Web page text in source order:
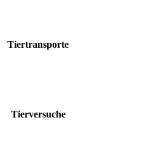
Tiertransporte
Tierversuche